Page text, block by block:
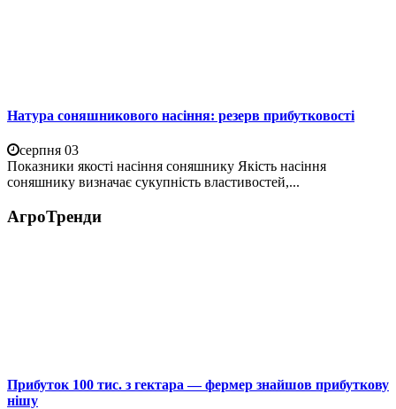
Натура соняшникового насіння: резерв прибутковості
серпня 03
Показники якості насіння соняшнику Якість насіння
соняшнику визначає сукупність властивостей,...
АгроТренди
Прибуток 100 тис. з гектара — фермер знайшов прибуткову
нішу